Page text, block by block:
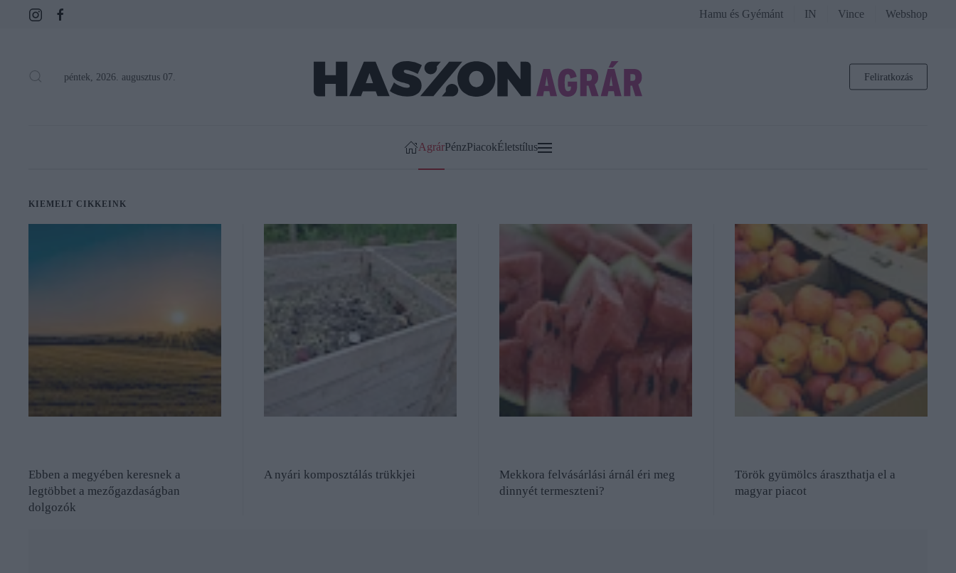
Hamu és Gyémánt IN Vince Webshop
péntek, 2026. augusztus 07. Feliratkozás
AgrárPénzPiacokÉletstílus
KIEMELT CIKKEINK
Ebben a megyében keresnek a
legtöbbet a mezőgazdaságban
dolgozók
A nyári komposztálás trükkjei
Mekkora felvásárlási árnál éri meg
dinnyét termeszteni?
Török gyümölcs áraszthatja el a
magyar piacot